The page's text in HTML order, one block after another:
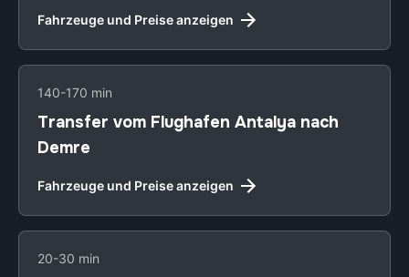
Fahrzeuge und Preise anzeigen
140-170 min
Transfer vom Flughafen Antalya nach
Demre
Fahrzeuge und Preise anzeigen
20-30 min